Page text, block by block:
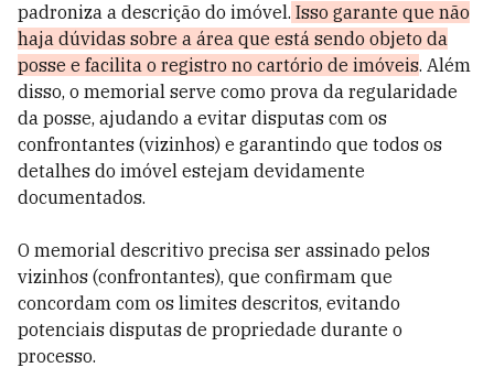
padroniza a descrição do imóvel. Isso garante que não
haja dúvidas sobre a área que está sendo objeto da
posse e facilita o registro no cartório de imóveis. Além
disso, o memorial serve como prova da regularidade
da posse, ajudando a evitar disputas com os
confrontantes (vizinhos) e garantindo que todos os
detalhes do imóvel estejam devidamente
documentados.
O memorial descritivo precisa ser assinado pelos
vizinhos (confrontantes), que confirmam que
concordam com os limites descritos, evitando
potenciais disputas de propriedade durante o
processo.